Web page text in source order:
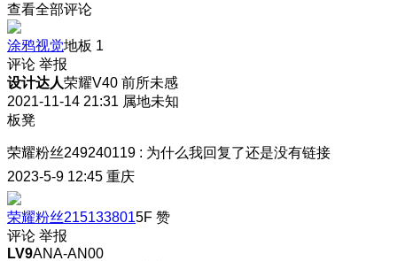
查看全部评论
涂鸦视觉地板 1
评论 举报
设计达人荣耀V40 前所未感
2021-11-14 21:31 属地未知
板凳
荣耀粉丝249240119 : 为什么我回复了还是没有链接
2023-5-9 12:45 重庆
荣耀粉丝2151338015F 赞
评论 举报
LV9ANA-AN00